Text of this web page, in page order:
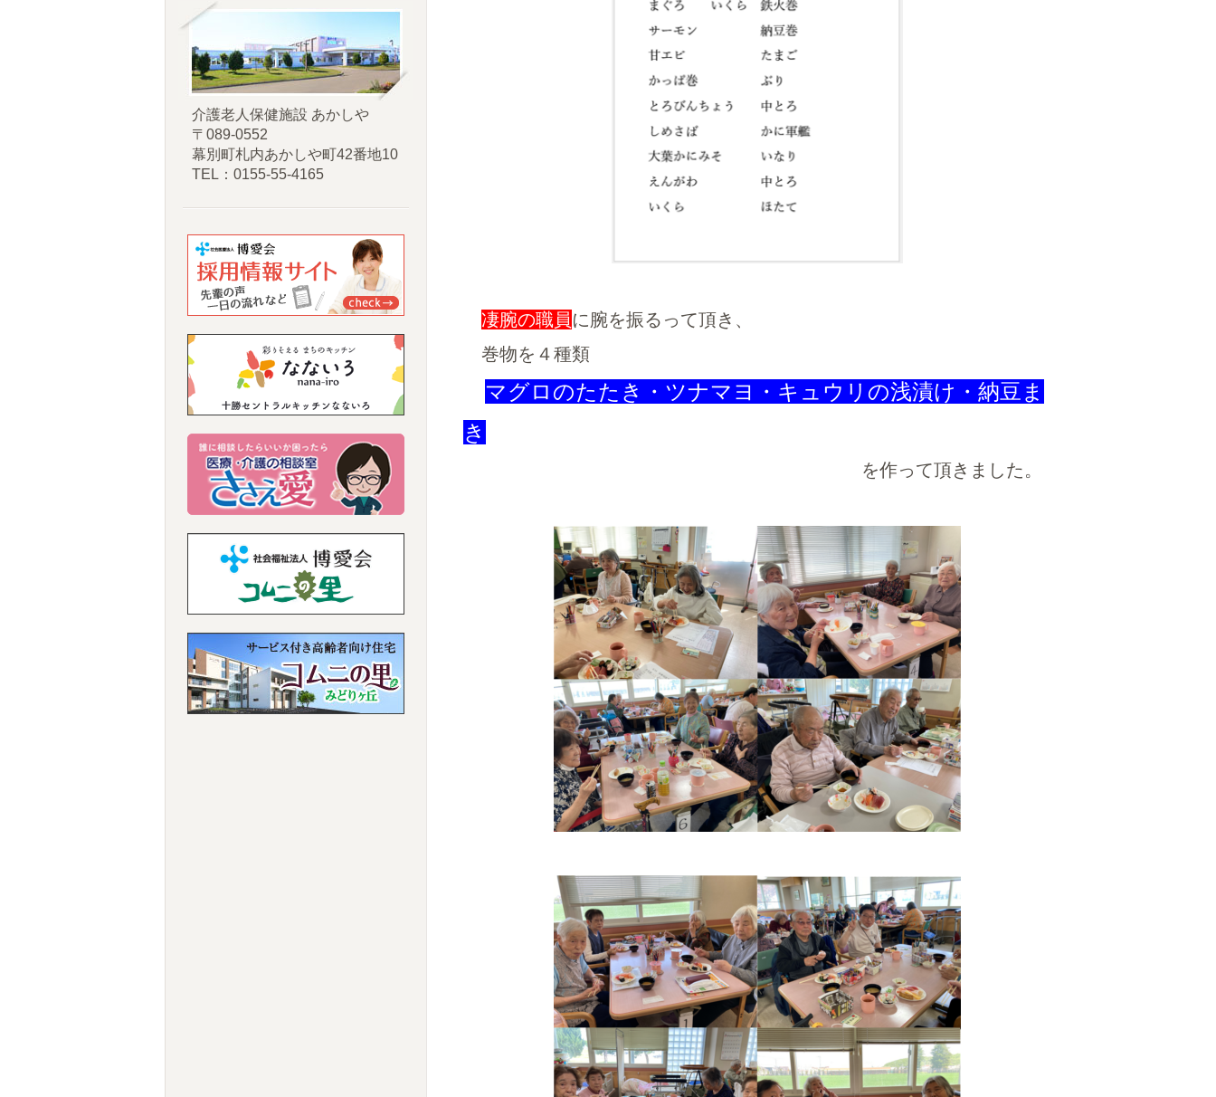
凄腕の職員 に腕を振るって頂き、
巻物を４種類
マグロのたたき・ツナマヨ・キュウリの浅漬け・納豆ま
き
を作って頂きました。
介護老人保健施設 あかしや
〒089-0552
幕別町札内あかしや町42番地10
TEL：0155-55-4165